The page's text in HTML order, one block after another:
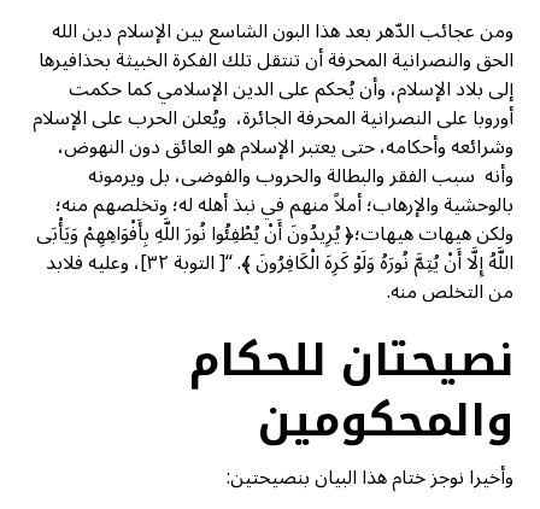
ومن عجائب الدّهر بعد هذا البون الشاسع بين الإسلام دين الله
الحق والنصرانية المحرفة أن تنتقل تلك الفكرة الخبيثة بحذافيرها
إلى بلاد الإسلام، وأن يُحكم على الدين الإسلامي كما حكمت
أوروبا على النصرانية المحرفة الجائرة، ويُعلن الحرب على الإسلام
وشرائعه وأحكامه، حتى يعتبر الإسلام هو العائق دون النهوض،
وأنه سبب الفقر والبطالة والحروب والفوضى، بل ويرمونه
بالوحشية والإرهاب؛ أملاً منهم في نبذ أهله له؛ وتخلصهم منه؛
ولكن هيهات هيهات؛﴿ يُرِيدُونَ أَنْ يُطْفِئُوا نُورَ اللَّهِ بِأَفْوَاهِهِمْ وَيَأْبَى
اللَّهُ إِلَّا أَنْ يُتِمَّ نُورَهُ وَلَوْ كَرِهَ الْكَافِرُونَ ﴾. “[ التوبة ٣٢]، وعليه فلابد
من التخلص منه.
نصيحتان للحكام
والمحكومين
وأخيرا نوجز ختام هذا البيان بنصيحتين: